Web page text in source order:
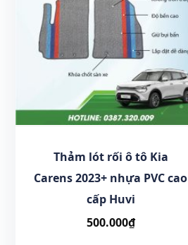
Thảm lót rối ô tô Kia
Carens 2023+ nhựa PVC cao
cấp Huvi
500.000₫